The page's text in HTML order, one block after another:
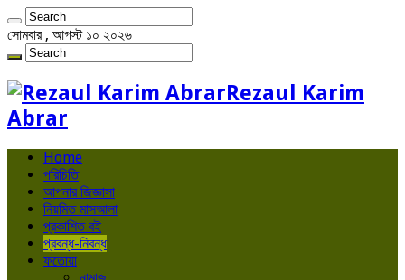
সোমবার , আগস্ট ১০ ২০২৬
Rezaul Karim
Abrar
Home
পরিচিতি
আপনার জিজ্ঞাসা
নিয়মিত মাসআলা
প্রকাশিত বই
প্রবন্ধ-নিবন্ধ
ফতোয়া